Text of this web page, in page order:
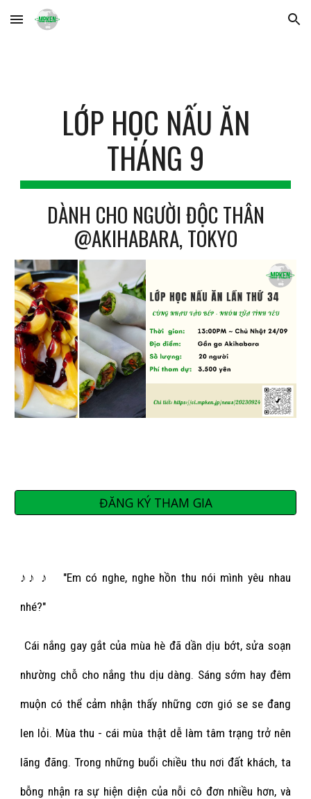
Skip to main content Skip to navigation
LỚP HỌC NẤU ĂN
THÁNG 9
DÀNH CHO NGƯỜI ĐỘC THÂN
@AKIHABARA, TOKYO
ĐĂNG KÝ THAM GIA
♪♪ ♪ "Em có nghe, nghe hồn thu nói mình yêu nhau
nhé?"
Cái nắng gay gắt của mùa hè đã dần dịu bớt, sửa soạn
nhường chỗ cho nắng thu dịu dàng. Sáng sớm hay đêm
muộn có thể cảm nhận thấy những cơn gió se se đang
len lỏi. Mùa thu - cái mùa thật dễ làm tâm trạng trở nên
lãng đãng. Trong những buổi chiều thu nơi đất khách, ta
bỗng nhận ra sự hiện diện của nỗi cô đơn nhiều hơn, và